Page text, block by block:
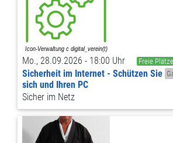
Mo., 28.09.2026 - 18:00 Uhr
Freie Plätze
Sicherheit im Internet - Schützen Sie
sich und Ihren PC
Sicher im Netz